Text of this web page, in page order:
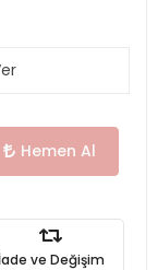
Hemen Al
İade ve Değişim